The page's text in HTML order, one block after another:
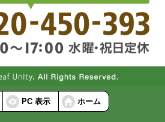
PC 表示 ホーム